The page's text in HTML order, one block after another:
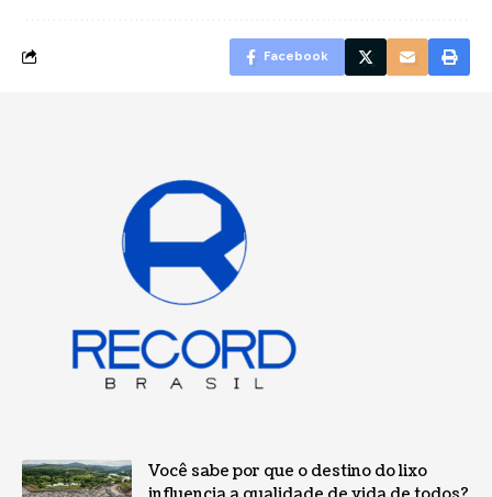
Facebook
Você sabe por que o destino do lixo